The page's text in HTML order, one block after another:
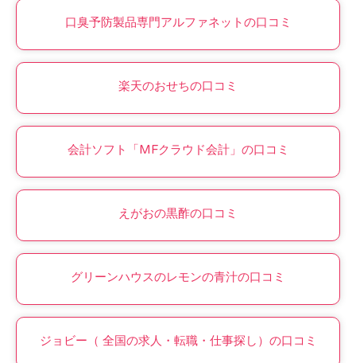
口臭予防製品専門アルファネットの口コミ
楽天のおせちの口コミ
会計ソフト「MFクラウド会計」の口コミ
えがおの黒酢の口コミ
グリーンハウスのレモンの青汁の口コミ
ジョビー（ 全国の求人・転職・仕事探し）の口コミ